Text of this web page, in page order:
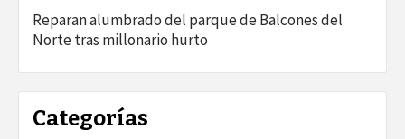
Reparan alumbrado del parque de Balcones del
Norte tras millonario hurto
Categorías